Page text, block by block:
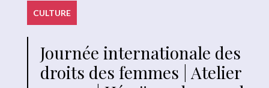
CULTURE
Journée internationale des
droits des femmes | Atelier